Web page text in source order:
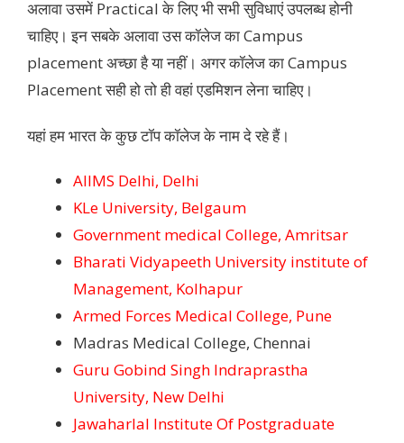
अलावा उसमें Practical के लिए भी सभी सुविधाएं उपलब्ध होनी
चाहिए। इन सबके अलावा उस कॉलेज का Campus
placement अच्छा है या नहीं। अगर कॉलेज का Campus
Placement सही हो तो ही वहां एडमिशन लेना चाहिए।
यहां हम भारत के कुछ टॉप कॉलेज के नाम दे रहे हैं।
AIIMS Delhi, Delhi
KLe University, Belgaum
Government medical College, Amritsar
Bharati Vidyapeeth University institute of
Management, Kolhapur
Armed Forces Medical College, Pune
Madras Medical College, Chennai
Guru Gobind Singh Indraprastha
University, New Delhi
Jawaharlal Institute Of Postgraduate